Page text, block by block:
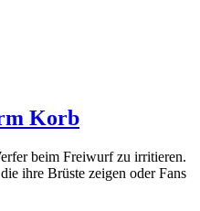
Korb
beim Freiwurf zu irritieren.
ihre Brüste zeigen oder Fans